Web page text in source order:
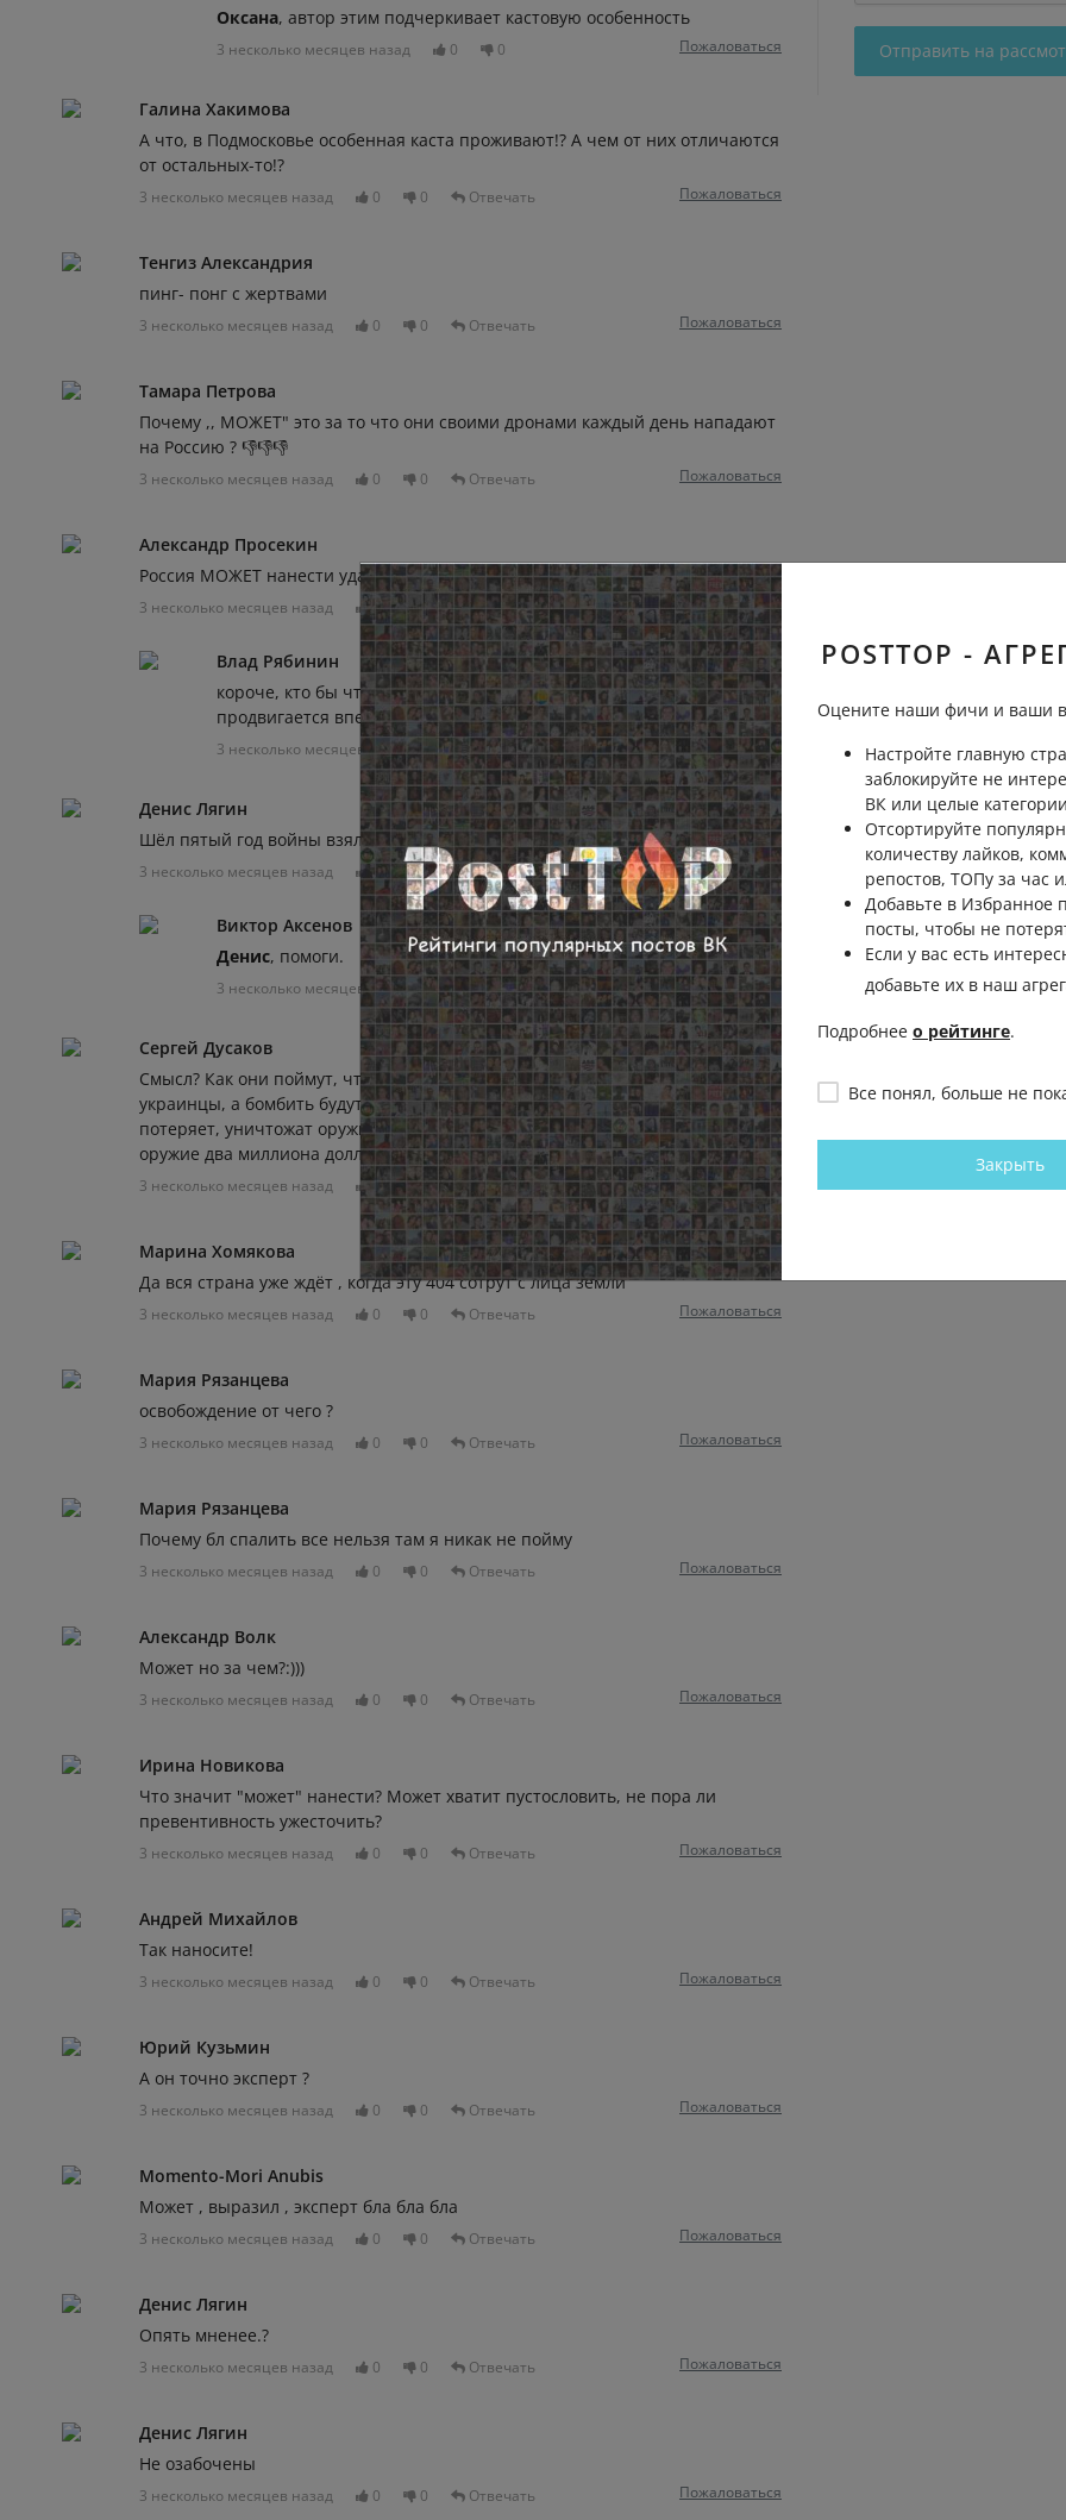
Оксана, автор этим подчеркивает кастовую особенность
3 несколько месяцев назад 0 0 Пожаловаться
Галина Хакимова
А что, в Подмосковье особенная каста проживают!? А чем от них отличаются
от остальных-то!?
3 несколько месяцев назад 0 0 Отвечать Пожаловаться
Тенгиз Александрия
пинг- понг с жертвами
3 несколько месяцев назад 0 0 Отвечать Пожаловаться
Тамара Петрова
Почему ,, МОЖЕТ" это за то что они своими дронами каждый день нападают
на Россию ? 👎👎👎
3 несколько месяцев назад 0 0 Отвечать Пожаловаться
Александр Просекин
Россия МОЖЕТ нанести удар и всё!?
3 несколько месяцев назад 0 0 Отвечать Пожаловаться
Влад Рябинин
короче, кто бы что не говорил, но наша армия уверенно
продвигается вперёд, а вот у украины одни поражения
3 несколько месяцев назад 0 0 Пожаловаться
Денис Лягин
Шëл пятый год войны взяли село 😂
3 несколько месяцев назад 0 0 Отвечать Пожаловаться
Виктор Аксенов
Денис, помоги.
3 несколько месяцев назад 0 0 Пожаловаться
Сергей Дусаков
Смысл? Как они поймут, что это удар возмездия? Дроны запускали одни
украинцы, а бомбить будут склады без украинцев. Украина ничего не
потеряет, уничтожат оружия на миллион долларов, Европа выделит на
оружие два миллиона долларов.
3 несколько месяцев назад 0 0 Отвечать Пожаловаться
Марина Хомякова
Да вся страна уже ждёт , когда эту 404 сотрут с лица земли
3 несколько месяцев назад 0 0 Отвечать Пожаловаться
Мария Рязанцева
освобождение от чего ?
3 несколько месяцев назад 0 0 Отвечать Пожаловаться
Мария Рязанцева
Почему бл спалить все нельзя там я никак не пойму
3 несколько месяцев назад 0 0 Отвечать Пожаловаться
Александр Волк
Может но за чем?:)))
3 несколько месяцев назад 0 0 Отвечать Пожаловаться
Ирина Новикова
Что значит "может" нанести? Может хватит пустословить, не пора ли
превентивность ужесточить?
3 несколько месяцев назад 0 0 Отвечать Пожаловаться
Андрей Михайлов
Так наносите!
3 несколько месяцев назад 0 0 Отвечать Пожаловаться
Юрий Кузьмин
А он точно эксперт ?
3 несколько месяцев назад 0 0 Отвечать Пожаловаться
Momento-Mori Anubis
Может , выразил , эксперт бла бла бла
3 несколько месяцев назад 0 0 Отвечать Пожаловаться
Денис Лягин
Опять мненее.?
3 несколько месяцев назад 0 0 Отвечать Пожаловаться
Денис Лягин
Не озабочены
3 несколько месяцев назад 0 0 Отвечать Пожаловаться
Отправить на
POSTTOP -
Оцените наши фичи и ваши
Настройте главную
заблокируйте не
ВК или целые
Отсортируйте
количеству лайков,
репостов, ТОПу за час
Добавьте в Избранное
посты, чтобы не
Если у вас есть
добавьте их в наш
Подробнее о рейтинге.
Все понял, больше не
Закрыть